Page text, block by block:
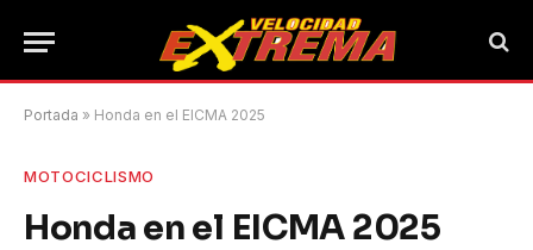
Portada » Honda en el EICMA 2025
MOTOCICLISMO
Honda en el EICMA 2025